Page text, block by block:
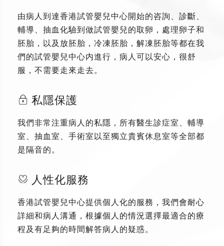
由病人到達香港試管嬰兒中心開始的咨詢、診斷、
輔導、抽血化驗到做試管嬰兒的取卵，處理卵子和
胚胎，以及放胚胎，冷凍胚胎，解凍胚胎等都在我
們的試管嬰兒中心内進行，病人可以安心，很舒
服，不需要走來走去。
私隱保護
我們非常注重病人的私隱，所有醫生診症室、輔導
室、抽血室、手術室以至獨立貴賓休息室等全部都
是隔音的。
人性化服務
香港試管嬰兒中心提供個人化的服務，我們會耐心
詳細和病人溝通，根據個人的情況選擇最適合的療
程及有足夠的時間解答病人的疑惑。